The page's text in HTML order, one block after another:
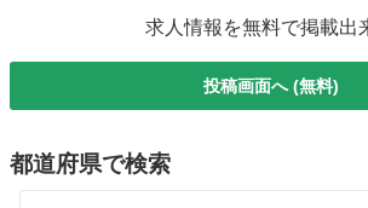
求人情報を無料で掲載出
投稿画面へ (無料)
都道府県で検索